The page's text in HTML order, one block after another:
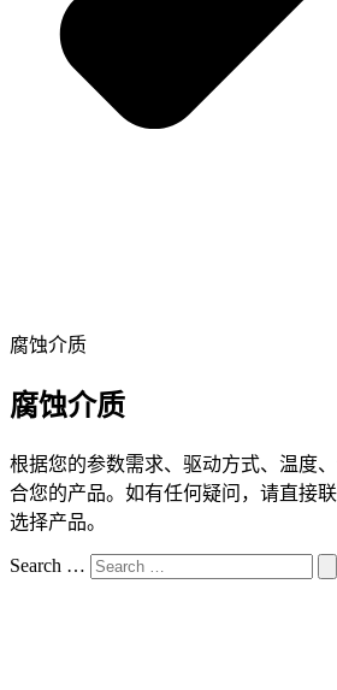
腐蚀介质
腐蚀介质
根据您的参数需求、驱动方式、温度
合您的产品。如有任何疑问，请直接
选择产品。
Search …